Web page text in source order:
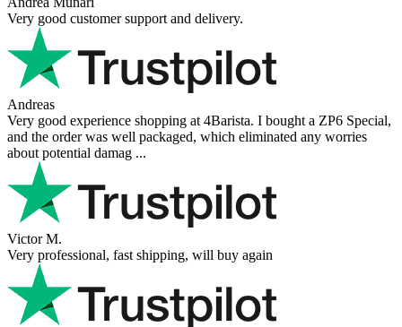
Very good customer support and delivery.
Andreas
Very good experience shopping at 4Barista. I bought a ZP6 Special,
and the order was well packaged, which eliminated any worries
about potential damag ...
Victor M.
Very professional, fast shipping, will buy again